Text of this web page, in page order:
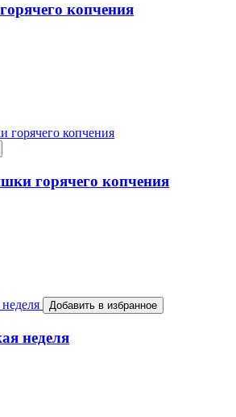
копчения
горячего копчения
Добавить в избранное
неделя